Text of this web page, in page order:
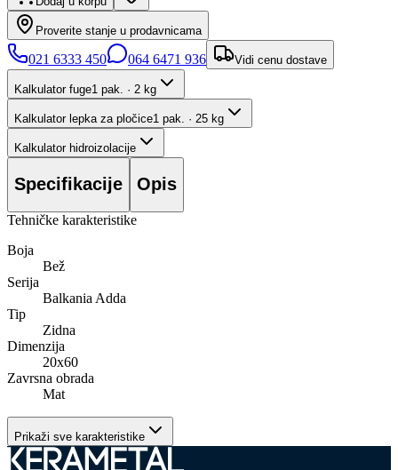
Proverite stanje u prodavnicama
021 6333 450 064 6471 936 Vidi cenu dostave
Kalkulator fuge1 pak. · 2 kg
Kalkulator lepka za pločice1 pak. · 25 kg
Kalkulator hidroizolacije
Specifikacije Opis
Tehničke karakteristike
Boja
Bež
Serija
Balkania Adda
Tip
Zidna
Dimenzija
20x60
Zavrsna obrada
Mat
Prikaži sve karakteristike